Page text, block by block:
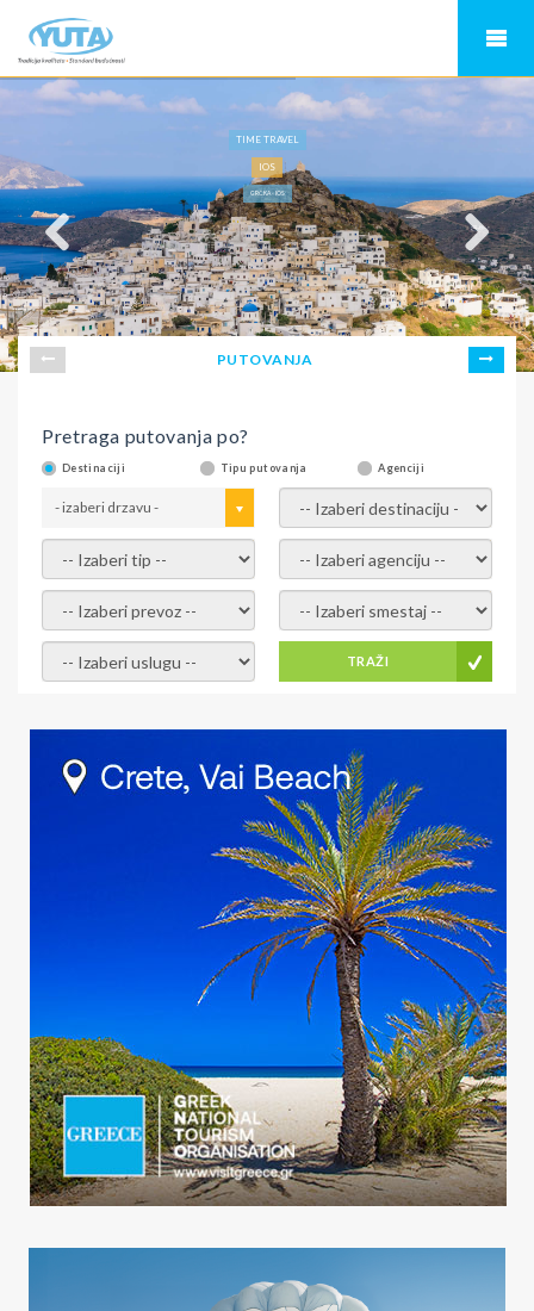
TIME TRAVEL
IOS
GRČKA - IOS
PUTOVANJA
Pretraga putovanja po?
Destinaciji Tipu putovanja Agenciji
- izaberi drzavu - - izaberi destinaciju -
- izaberi tip - - izaberi agenciju -
- izaberi prevoz - - Izaberite smestaj -
- Izaberite uslugu - TRAŽI